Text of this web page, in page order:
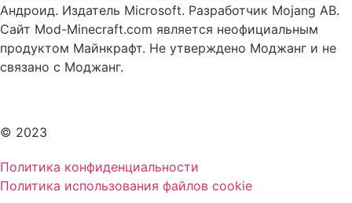
Андроид. Издатель Microsoft. Разработчик Mojang AB.
Сайт Mod-Minecraft.com является неофициальным
продуктом Майнкрафт. Не утверждено Моджанг и не
связано с Моджанг.
© 2023
Политика конфиденциальности
Политика использования файлов cookie